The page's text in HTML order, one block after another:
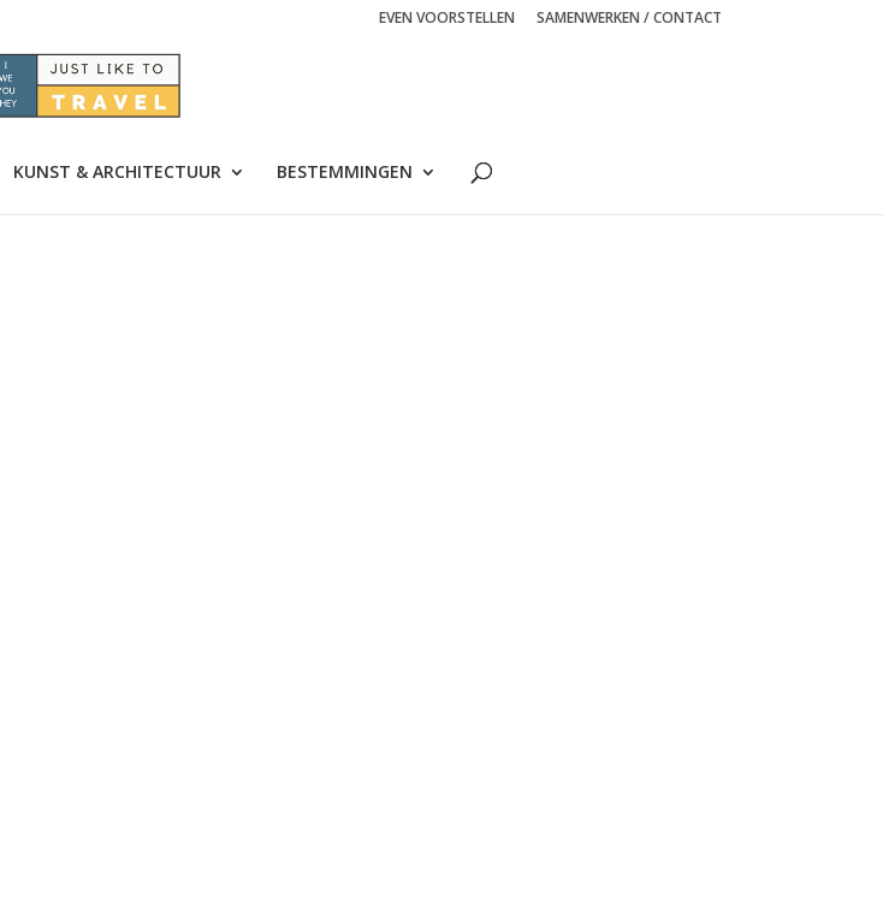
EVEN VOORSTELLEN SAMENWERKEN / CONTACT
KUNST & ARCHITECTUUR BESTEMMINGEN